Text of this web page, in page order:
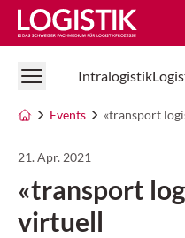
Logistik Online
Intralogistik
Events «transport
21. Apr. 2021
«transport
virtuell